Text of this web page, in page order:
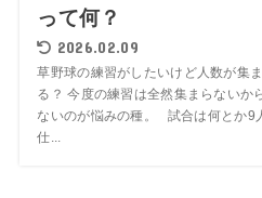
って何？
2026.02.09
草野球の練習がしたいけど人数が集
る？ 今度の練習は全然集まらない
ないのが悩みの種。 試合は何とか9
仕...